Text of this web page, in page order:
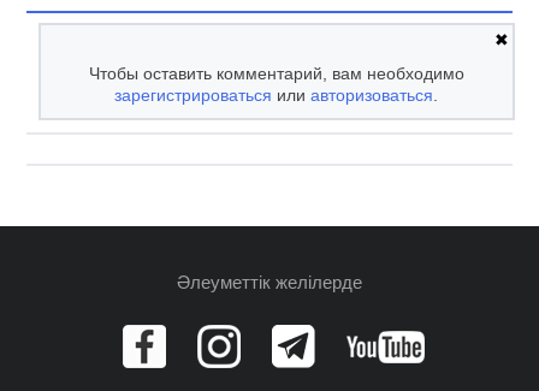
✖
Чтобы оставить комментарий, вам необходимо
зарегистрироваться илиавторизоваться.
Әлеуметтік желілерде